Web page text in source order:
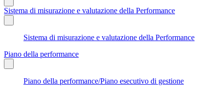
Sistema di misurazione e valutazione della Performance
Sistema di misurazione e valutazione della Performance
Piano della performance
Piano della performance/Piano esecutivo di gestione